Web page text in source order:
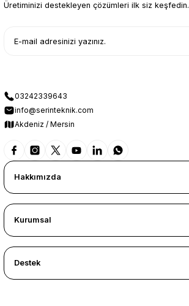
Üretiminizi destekleyen çözümleri ilk siz keşfedin.
03242339643
info@serinteknik.com
Akdeniz / Mersin
Hakkımızda
Kurumsal
Destek